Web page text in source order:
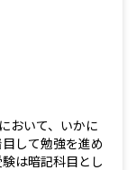
おいて、いかに
して勉強を進め
は暗記科目とし